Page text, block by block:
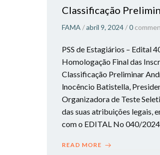
Classificação
FAMA /abril 9, 2024 /0
PSS de Estagiários – Edital
Homologação Final das
Classificação Preliminar
lnocêncio Batistella,
Organizadora de Teste
das suas atribuições legais,
com o EDITAL No 040/
READ MORE